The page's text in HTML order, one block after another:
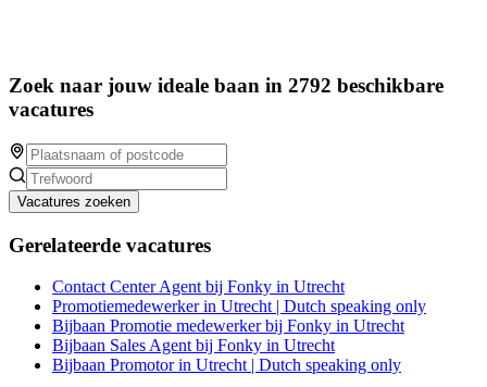
Zoek naar jouw ideale baan in 2792 beschikbare
vacatures
Vacatures zoeken
Gerelateerde vacatures
Contact Center Agent bij Fonky in Utrecht
Promotiemedewerker in Utrecht | Dutch speaking only
Bijbaan Promotie medewerker bij Fonky in Utrecht
Bijbaan Sales Agent bij Fonky in Utrecht
Bijbaan Promotor in Utrecht | Dutch speaking only